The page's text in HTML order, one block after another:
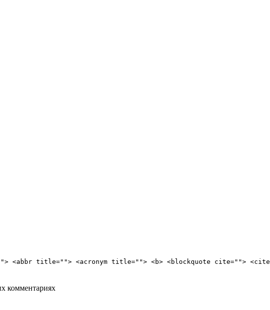
<abbr title=""> <acronym title=""> <b> <blockquote cite=""> <cite>
комментариях